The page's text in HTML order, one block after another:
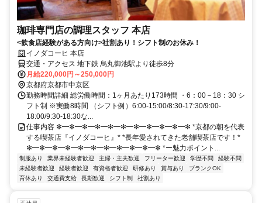
珈琲専門店の調理スタッフ 本店
<飲食店経験がある方向け>社割あり！シフト制のお休み！
イノダコーヒ 本店
交通・アクセス 地下鉄 烏丸御池駅より徒歩8分
月給220,000円～250,000円
京都府京都市中京区
勤務時間詳細 総労働時間：1ヶ月あたり173時間 ・6：00－18：30 シ
フト制 ※実働8時間 （シフト例）6:00-15:00/8:30-17:30/9:00-
18:00/9:30-18:30な...
仕事内容 ✻━✻━✻━✻━✻━✻━✻━✻━✻━✻━✻ *京都の朝を代表
する喫茶店『イノダコーヒ』* *長年愛されてきた老舗喫茶店です！*
✻━✻━✻━✻━✻━✻━✻━✻━✻━✻━✻ *ー魅力ポイント...
制服あり 業界未経験者歓迎 主婦・主夫歓迎 フリーター歓迎 学歴不問
経験不問
未経験者歓迎
経験者歓迎 有資格者歓迎 研修あり 賞与あり
ブランクOK
育休あり
交通費支給 長期歓迎 シフト制 社割あり